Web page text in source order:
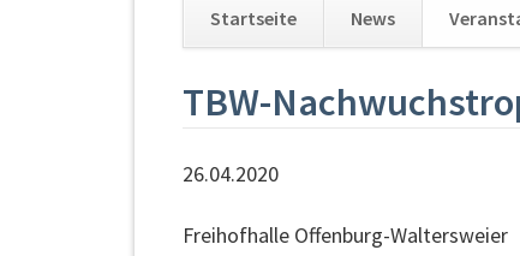
Startseite News
überspringen
TBW-
26.04.2020
Freihofhalle Offenburg-Waltersweier